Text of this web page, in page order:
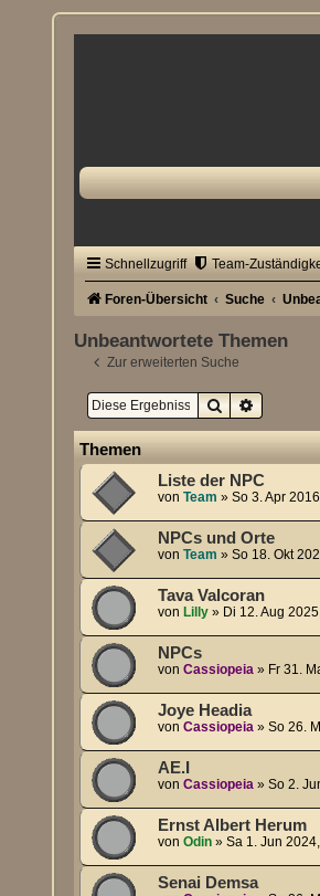
Schnellzugriff Team-
Foren-Übersicht Suche
Unbeantwortete Themen
Zur erweiterten Suche
Suche
Themen
Liste der NPC
vonTeam »So 3. Apr
NPCs und Orte
vonTeam »So 18. Okt
Tava Valcoran
vonLilly » Di 12. Aug
NPCs
vonCassiopeia » Fr 31.
Joye Headia
vonCassiopeia »So 26.
AE.I
vonCassiopeia »So 2.
Ernst Albert Herum
vonOdin »Sa 1. Jun
Senai Demsa